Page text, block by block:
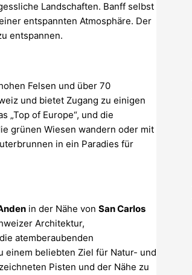
Landschaften. Banff selbst
entspannten Atmosphäre. Der
entspannen.
Felsen und über 70
und bietet Zugang zu einigen
„Top of Europe“, und die
grünen Wiesen wandern oder mit
in ein Paradies für
in der Nähe von San Carlos
Architektur,
atemberaubenden
einem beliebten Ziel für Natur- und
Pisten und der Nähe zu